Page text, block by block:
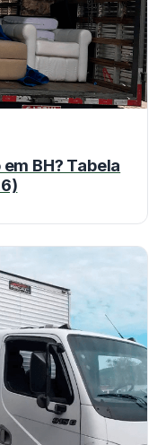
BH? Tabela